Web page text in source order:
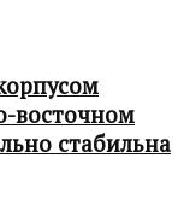
восточном
стабильна